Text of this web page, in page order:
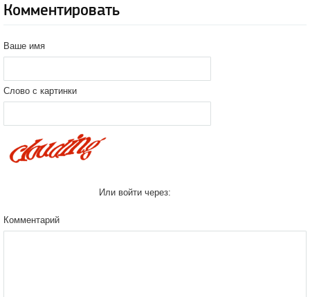
Комментировать
Ваше имя
Слово с картинки
Или войти через:
Комментарий